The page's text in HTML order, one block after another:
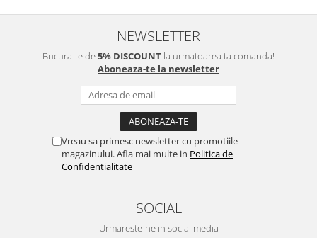
NEWSLETTER
Bucura-te de5% DISCOUNT la urmatoarea ta comanda!
Aboneaza-te la newsletter
Vreau sa primesc newsletter cu promotiile
magazinului. Afla mai multe in Politica de
Confidentialitate
SOCIAL
Urmareste-ne in social media